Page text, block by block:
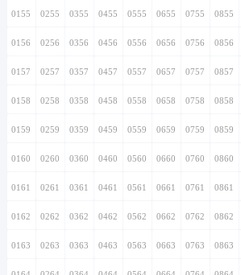
0155 0255 0355 0455 0555 0655 0755 0855
0156 0256 0356 0456 0556 0656 0756 0856
0157 0257 0357 0457 0557 0657 0757 0857
0158 0258 0358 0458 0558 0658 0758 0858
0159 0259 0359 0459 0559 0659 0759 0859
0160 0260 0360 0460 0560 0660 0760 0860
0161 0261 0361 0461 0561 0661 0761 0861
0162 0262 0362 0462 0562 0662 0762 0862
0163 0263 0363 0463 0563 0663 0763 0863